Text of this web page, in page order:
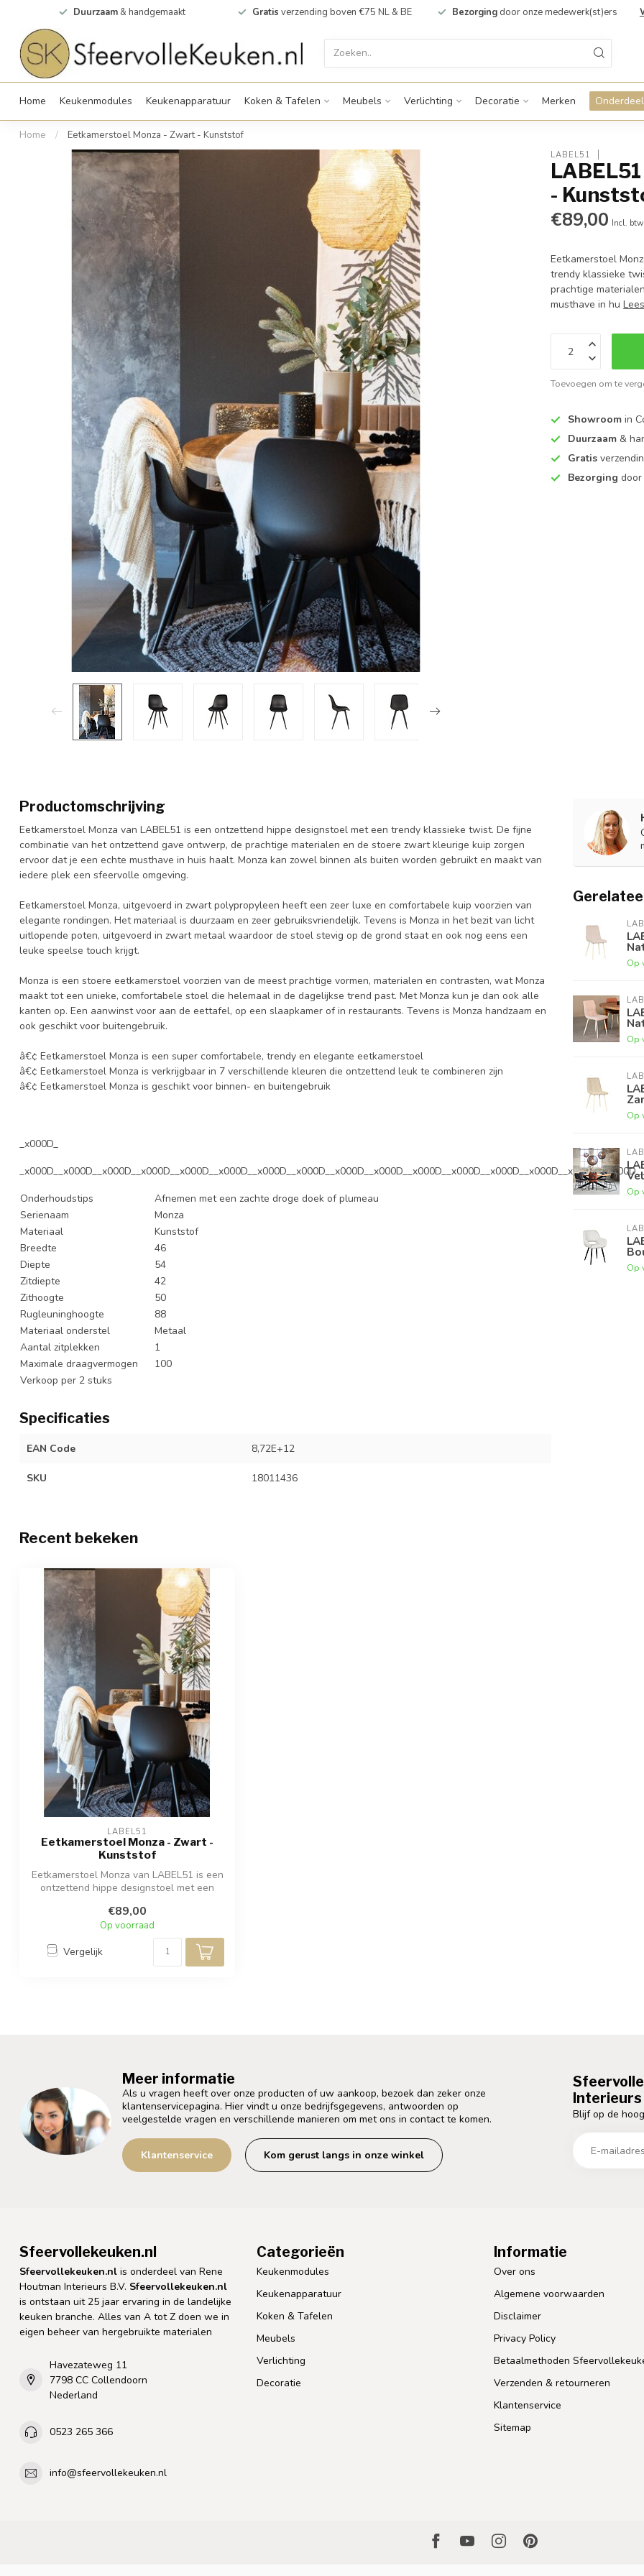
Duurzaam & handgemaakt Gratis verzending boven €75 NL & BE Bezorging door onze medewerk(st)ers
Home Keukenmodules Keukenapparatuur Koken & Tafelen Meubels Verlichting Decoratie Merken
Home / Eetkamerstoel Monza - Zwart - Kunststof
LABEL51
-
€89,00 Incl. btw
Eetkamerstoel
trendy klassieke
prachtige
musthave in hu
Toevoegen om te
Showroom in
Duurzaam &
Gratis
Bezorging
Productomschrijving
Eetkamerstoel Monza van LABEL51 is een ontzettend hippe designstoel met een trendy klassieke twist. De fijne
combinatie van het ontzettend gave ontwerp, de prachtige materialen en de stoere zwart kleurige kuip zorgen
ervoor dat je een echte musthave in huis haalt. Monza kan zowel binnen als buiten worden gebruikt en maakt van
iedere plek een sfeervolle omgeving.
Eetkamerstoel Monza, uitgevoerd in zwart polypropyleen heeft een zeer luxe en comfortabele kuip voorzien van
elegante rondingen. Het materiaal is duurzaam en zeer gebruiksvriendelijk. Tevens is Monza in het bezit van licht
uitlopende poten, uitgevoerd in zwart metaal waardoor de stoel stevig op de grond staat en ook nog eens een
leuke speelse touch krijgt.
Monza is een stoere eetkamerstoel voorzien van de meest prachtige vormen, materialen en contrasten, wat Monza
maakt tot een unieke, comfortabele stoel die helemaal in de dagelijkse trend past. Met Monza kun je dan ook alle
kanten op. Een aanwinst voor aan de eettafel, op een slaapkamer of in restaurants. Tevens is Monza handzaam en
ook geschikt voor buitengebruik.
â€¢ Eetkamerstoel Monza is een super comfortabele, trendy en elegante eetkamerstoel
â€¢ Eetkamerstoel Monza is verkrijgbaar in 7 verschillende kleuren die ontzettend leuk te combineren zijn
â€¢ Eetkamerstoel Monza is geschikt voor binnen- en buitengebruik
_x000D_
Onderhoudstips
Afnemen met een zachte droge doek of plumeau
Serienaam
Monza
Materiaal
Kunststof
Breedte
46
Diepte
54
Zitdiepte
42
Zithoogte
50
Rugleuninghoogte
88
Materiaal onderstel
Metaal
Aantal zitplekken
1
Maximale draagvermogen
100
Verkoop per 2 stuks
Specificaties
EAN Code 8,72E+12
SKU 18011436
Op
Op
Op
Op
Op
Recent bekeken
LABEL51
Eetkamerstoel Monza - Zwart -
Kunststof
Eetkamerstoel Monza van LABEL51 is een
ontzettend hippe designstoel met een
€89,00
Op voorraad
Vergelijk
Meer informatie
Als u vragen heeft over onze producten of uw aankoop, bezoek dan zeker onze
klantenservicepagina. Hier vindt u onze bedrijfsgegevens, antwoorden op
veelgestelde vragen en verschillende manieren om met ons in contact te komen.
Klantenservice Kom gerust langs in onze winkel
Interieurs
Blijf op de
Sfeervollekeuken.nl
Sfeervollekeuken.nl is onderdeel van Rene
Houtman Interieurs B.V. Sfeervollekeuken.nl
is ontstaan uit 25 jaar ervaring in de landelijke
keuken branche. Alles van A tot Z doen we in
eigen beheer van hergebruikte materialen
Havezateweg 11
7798 CC Collendoorn
Nederland
0523 265 366
info@sfeervollekeuken.nl
Categorieën
Keukenmodules
Keukenapparatuur
Koken & Tafelen
Meubels
Verlichting
Decoratie
Informatie
Over ons
Algemene voorwaarden
Disclaimer
Privacy Policy
Betaalmethoden
Verzenden & retourneren
Klantenservice
Sitemap